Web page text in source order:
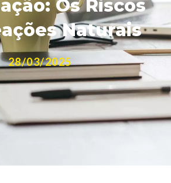
Os Riscos
Naturais
28/03/2025